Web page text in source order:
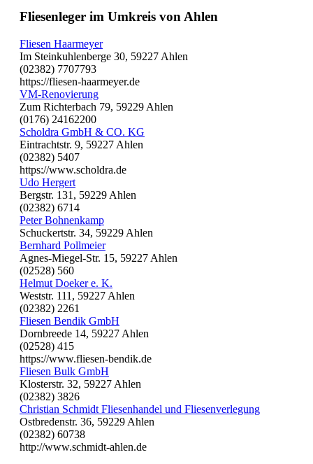
Fliesenleger im Umkreis von Ahlen
Fliesen Haarmeyer
Im Steinkuhlenberge 30, 59227 Ahlen
(02382) 7707793
https://fliesen-haarmeyer.de
VM-Renovierung
Zum Richterbach 79, 59229 Ahlen
(0176) 24162200
Scholdra GmbH & CO. KG
Eintrachtstr. 9, 59227 Ahlen
(02382) 5407
https://www.scholdra.de
Udo Hergert
Bergstr. 131, 59229 Ahlen
(02382) 6714
Peter Bohnenkamp
Schuckertstr. 34, 59229 Ahlen
Bernhard Pollmeier
Agnes-Miegel-Str. 15, 59227 Ahlen
(02528) 560
Helmut Doeker e. K.
Weststr. 111, 59227 Ahlen
(02382) 2261
Fliesen Bendik GmbH
Dornbreede 14, 59227 Ahlen
(02528) 415
https://www.fliesen-bendik.de
Fliesen Bulk GmbH
Klosterstr. 32, 59227 Ahlen
(02382) 3826
Christian Schmidt Fliesenhandel und Fliesenverlegung
Ostbredenstr. 36, 59229 Ahlen
(02382) 60738
http://www.schmidt-ahlen.de